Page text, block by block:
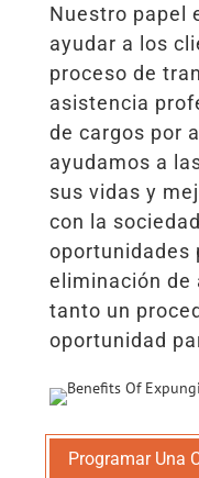
Nuestro papel
ayudar a los
proceso de
asistencia
de cargos por
ayudamos a
sus vidas y
con la
oportunidades
eliminación de
tanto un
oportunidad
Programar Una